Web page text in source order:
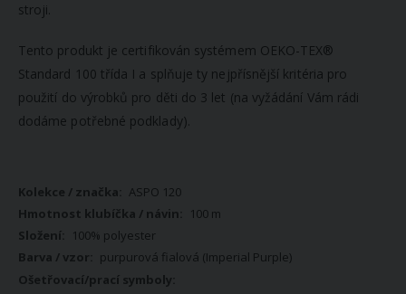
stroji.
Tento produkt je certifikován systémem OEKO-TEX®
Standard 100 třída I a splňuje ty nejpřísnější kritéria pro
použití do výrobků pro děti do 3 let (na vyžádání Vám rádi
dodáme potřebné podklady).
Více
informací
ASPO 120
100 m
100% polyester
purpurová fialová (Imperial Purple)